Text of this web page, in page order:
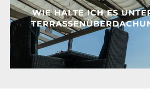
WIE HALTE ICH ES